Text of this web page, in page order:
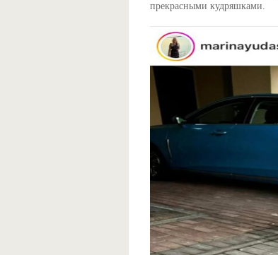
прекрасными кудряшками.